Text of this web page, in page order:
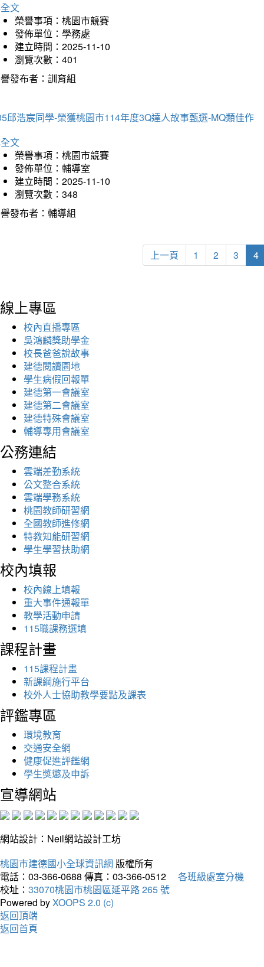
文
榮譽事項：桃園市競賽
發佈單位：學務處
建立時間：2025-11-10
瀏覽次數：401
發布者：訓育組
邱浩宸同學-榮獲桃園市114年度3Q達人故事甄選-MQ類佳作
文
榮譽事項：桃園市競賽
發佈單位：輔導室
建立時間：2025-11-10
瀏覽次數：348
發布者：輔導組
上一頁 1 2 3 4
線上專區
校內直播專區
吳鴻麟獎助學金
校長爸爸說故事
建德閱讀園地
學生病假回報單
建德第一會議室
建德第二會議室
建德特殊會議室
輔導專用會議室
公務連結
雲端差勤系統
公文整合系統
雲端學務系統
桃園教師研習網
全國教師進修網
特教知能研習網
學生學習扶助網
校內填報
校內線上填報
重大事件通報單
教學活動申請
115職課務選填
課程計畫
115課程計畫
新課綱施行平台
校外人士協助教學要點及課表
評鑑專區
環境教育
交通安全網
健康促進評鑑網
學生獎懲及申訴
宣導網站
網站設計：Neil網站設計工坊
桃園市建德國小全球資訊網 版權所有
電話：03-366-0688 傳真：03-366-0512
各班級處室分機
校址： 33070桃園市桃園區延平路 265 號
Powered byXOOPS 2.0 (c)
返回頂端
返回首頁